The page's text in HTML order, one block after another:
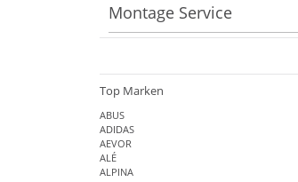
Montage Service
Top Marken
ABUS
ADIDAS
AEVOR
ALÉ
ALPINA